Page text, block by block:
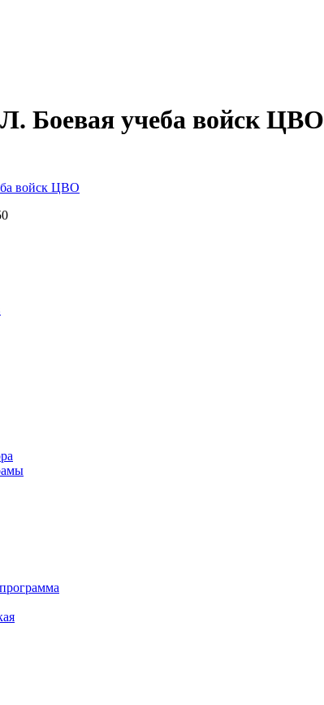
Боевая учеба войск ЦВО